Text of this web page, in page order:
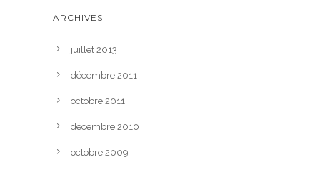
ARCHIVES
juillet 2013
décembre 2011
octobre 2011
décembre 2010
octobre 2009